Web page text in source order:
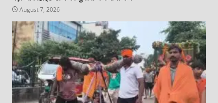
August 7, 2026